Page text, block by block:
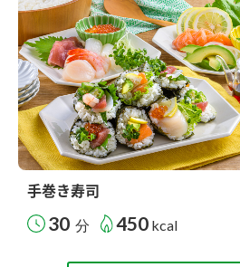
手巻き寿司
30 分 450 kcal